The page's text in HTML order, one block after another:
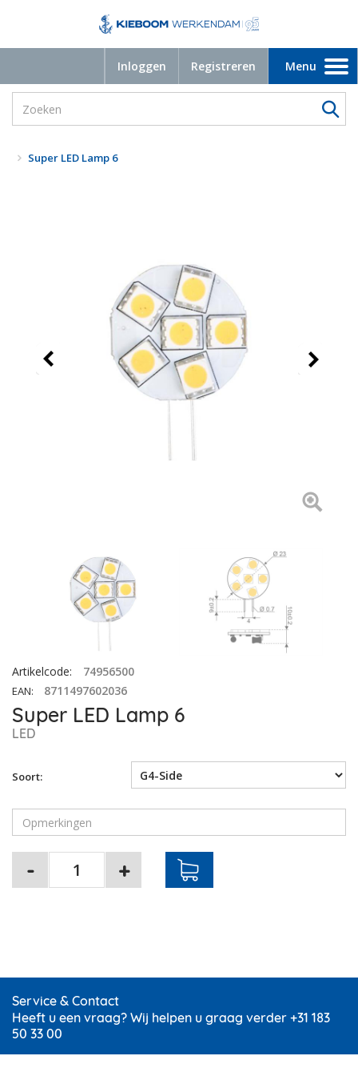
Inloggen Registreren
Toggle
navigation
Menu
Super LED Lamp 6
Artikelcode: 74956500
EAN: 8711497602036
Super LED Lamp 6
LED
Soort:
Service & Contact
Heeft u een vraag? Wij helpen u graag verder +31 183
50 33 00